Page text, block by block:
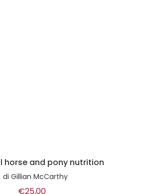
horse and pony nutrition
di Gillian McCarthy
€25,00